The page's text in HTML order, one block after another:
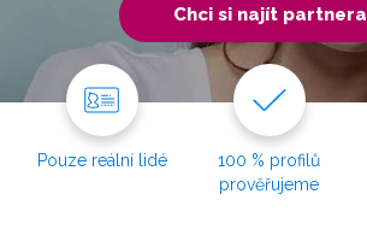
Chci si najít partnera
Pouze reální lidé
100 % profilů
prověřujeme